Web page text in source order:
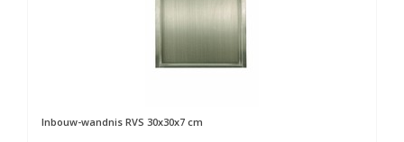
Inbouw-wandnis RVS 30x30x7 cm